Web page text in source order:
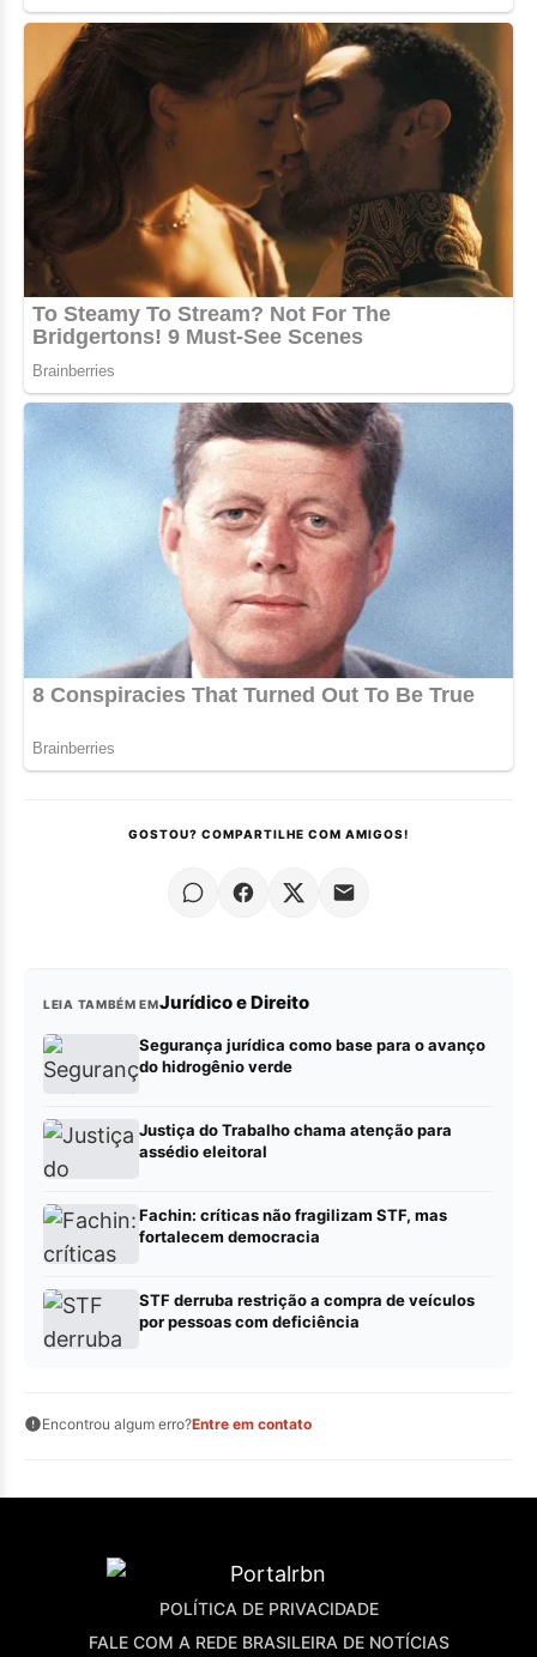
GOSTOU? COMPARTILHE COM AMIGOS!
LEIA TAMBÉM EMJurídico e Direito
Segurança jurídica como base para o avanço
do hidrogênio verde
Justiça do Trabalho chama atenção para
assédio eleitoral
Fachin: críticas não fragilizam STF, mas
fortalecem democracia
STF derruba restrição a compra de veículos
por pessoas com deficiência
Encontrou algum erro?Entre em contato
POLÍTICA DE PRIVACIDADE
FALE COM A REDE BRASILEIRA DE NOTÍCIAS